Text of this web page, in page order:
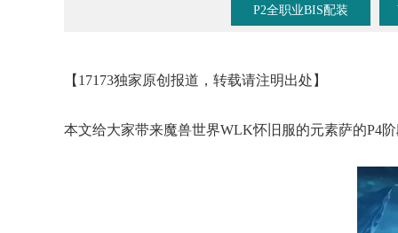
P2全职业BIS配装
【17173独家原创报道，转载请注明出处】
本文给大家带来魔兽世界WLK怀旧服的元素萨的P4